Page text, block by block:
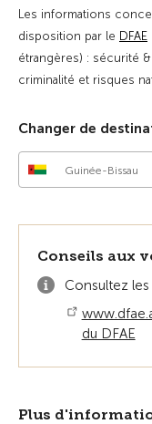
Les informations
disposition par le DFAE
étrangères) : sécurité
criminalité et risques
Changer de
Guinée-Bissau
Conseils aux
Consultez les
du DFAE
Plus